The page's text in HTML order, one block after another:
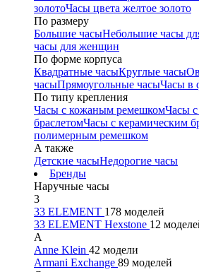
золотоЧасы цвета желтое золото
По размеру
Большие часыНебольшие часы
часы для женщин
По форме корпуса
Квадратные часыКруглые часы
часыПрямоугольные часыЧасы в
По типу крепления
Часы с кожаным ремешкомЧасы
браслетомЧасы с керамическим
полимерным ремешком
А также
Детские часыНедорогие часы
Бренды
Наручные часы
3
33 ELEMENT 178 моделей
33 ELEMENT Hexstone 12
A
Anne Klein 42 модели
Armani Exchange 89 моделей